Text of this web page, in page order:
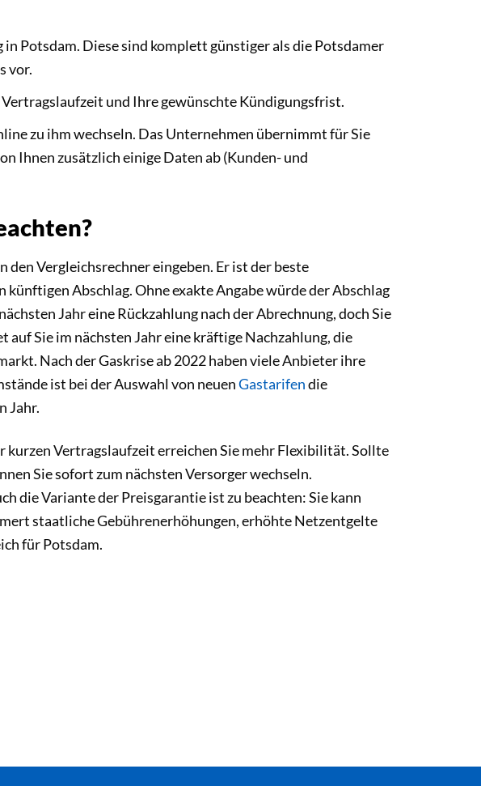
Potsdam. Diese sind komplett günstiger als die Potsdamer
vor.
Vertragslaufzeit und Ihre gewünschte Kündigungsfrist.
zu ihm wechseln. Das Unternehmen übernimmt für Sie
Ihnen zusätzlich einige Daten ab (Kunden- und
Vergleichsrechner eingeben. Er ist der beste
Abschlag. Ohne exakte Angabe würde der Abschlag
Jahr eine Rückzahlung nach der Abrechnung, doch Sie
auf Sie im nächsten Jahr eine kräftige Nachzahlung, die
Nach der Gaskrise ab 2022 haben viele Anbieter ihre
ist bei der Auswahl von neuenGastarifendie
Jahr.
Vertragslaufzeit erreichen Sie mehr Flexibilität. Sollte
Sie sofort zum nächsten Versorger wechseln.
die Variante der Preisgarantie ist zu beachten: Sie kann
staatliche Gebührenerhöhungen, erhöhte Netzentgelte
für Potsdam.